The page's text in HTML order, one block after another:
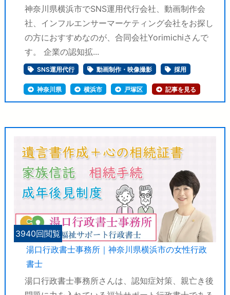
神奈川県横浜市でSNS運用代行会社、動画制作会
社、インフルエンサーマーケティング会社をお探し
の方におすすめなのが、合同会社Yorimichiさんで
す。 企業の認知拡...
SNS運用代行 動画制作・映像撮影 採用
神奈川県 横浜市 戸塚区 記事を見る
3940回閲覧
湯口行政書士事務所｜神奈川県横浜市の女性行政
書士
湯口行政書士事務所さんは、認知症対策、親亡き後